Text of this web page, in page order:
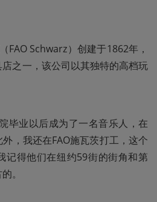
（FAO Schwarz）创建于1862年，
之一，该公司以其独特的高档玩
毕业以后成为了一名音乐人，在
，我还在FAO施瓦茨打工，这个
记得他们在纽约59街的街角和第
。